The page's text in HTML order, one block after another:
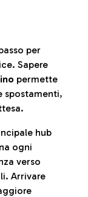
per
Sapere
permette
spostamenti,
hub
ogni
verso
Arrivare